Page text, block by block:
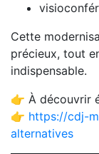
Cette
précieux, tout
indispensable.
👉 À découvrir
👉 https://cdj-
alternatives